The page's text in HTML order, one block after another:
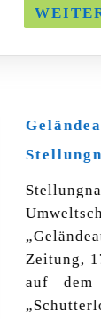
Zeitung,
auf dem